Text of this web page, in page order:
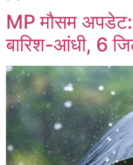
MP मौसम अपडेट:
बारिश-आंधी, 6